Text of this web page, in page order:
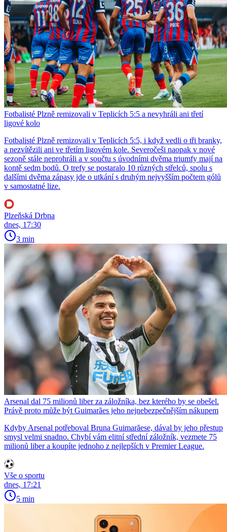
Fotbalisté Plzně remizovali v Teplicích 5:5 a nevyhráli ani třetí
ligové kolo
Fotbalisté Plzně remizovali v Teplicích 5:5, i když vedli o tři branky,
a nezvítězili ani ve třetím ligovém kole. Severočeši naopak v nové
sezoně stále neprohráli a v součtu s úvodními dvěma triumfy mají na
kontě sedm bodů. O trefy se postaralo 10 různých střelců, spolu s
dalšími dvěma zápasy jde o utkání s druhým nejvyšším počtem gólů
v samostatné lize.
Plzeňská Drbna
dnes, 17:30
3 min
Arsenal dal 75 milionů liber za záložníka, bez kterého by se obešel.
Právě proto může být Guimarães jeho nejnebezpečnějším nákupem
Kdyby Arsenal potřeboval Bruna Guimarãese, dával by jeho přestup
smysl velmi snadno. Chybí vám elitní střední záložník, vezmete 75
milionů liber a koupíte jednoho z nejlepších v Premier League.
Vše o sportu
dnes, 17:21
5 min